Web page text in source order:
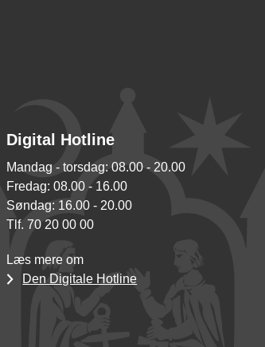
Digital Hotline
Mandag - torsdag: 08.00 - 20.00
Fredag: 08.00 - 16.00
Søndag: 16.00 - 20.00
Tlf. 70 20 00 00
Læs mere om
Den Digitale Hotline